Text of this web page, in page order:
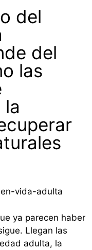
del
del
las
ya parecen haber
Llegan las
adulta, la